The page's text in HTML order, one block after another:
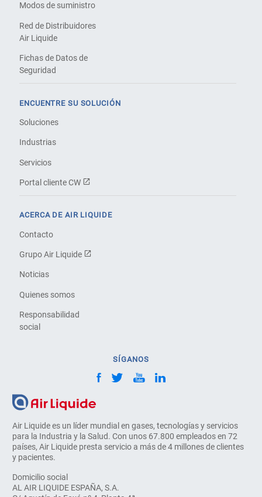
Air Liquide es un líder mundial en gases, tecnologías y servicios
para la Industria y la Salud. Con unos 67.800 empleados en 72
países, Air Liquide presta servicio a más de 4 millones de clientes
y pacientes.
Domicilio social
AL AIR LIQUIDE ESPAÑA, S.A.
Modos de suministro
Red de Distribuidores
Air Liquide
Fichas de Datos de
Seguridad
ENCUENTRE SU SOLUCIÓN
Soluciones
Industrias
Servicios
Portal cliente CW
ACERCA DE AIR LIQUIDE
Contacto
Grupo Air Liquide
Noticias
Quienes somos
Responsabilidad
social
SÍGANOS